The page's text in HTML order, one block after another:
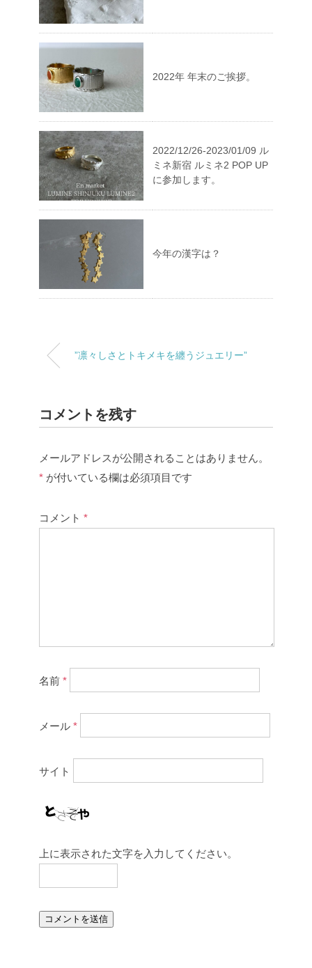
2022年 年末のご挨拶。
2022/12/26-2023/01/09 ル
ミネ新宿 ルミネ2 POP UP
に参加します。
今年の漢字は？
”凛々しさとトキメキを纏うジュエリー”
コメントを残す
メールアドレスが公開されることはありません。
* が付いている欄は必須項目です
コメント *
名前 *
メール *
サイト
上に表示された文字を入力してください。